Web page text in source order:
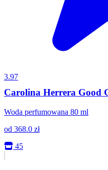
3.97
Carolina Herrera Good
Woda perfumowana 80 ml
od 368.0 zł
45